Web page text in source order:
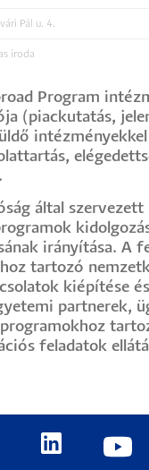
Pál u. 4.
iroda
Program
(piackutatás,
által szervezett
irányítása. A
tartozó
kiépítése
partnerek,
feladatok